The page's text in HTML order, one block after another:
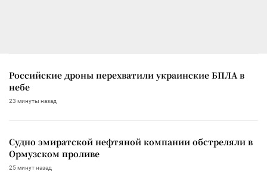
Российские дроны перехватили украинские БПЛА в
небе
23 минуты назад
Судно эмиратской нефтяной компании обстреляли в
Ормузском проливе
25 минут назад